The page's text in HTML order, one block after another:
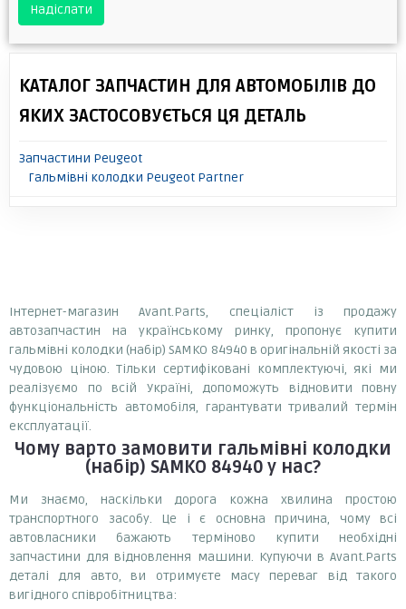
Надіслати
КАТАЛОГ ЗАПЧАСТИН ДЛЯ АВТОМОБІЛІВ ДО
ЯКИХ ЗАСТОСОВУЄТЬСЯ ЦЯ ДЕТАЛЬ
Запчастини Peugeot
Гальмівні колодки Peugeot Partner
Інтернет-магазин Avant.Parts, спеціаліст із продажу
автозапчастин на українському ринку, пропонує купити
гальмівні колодки (набір) SAMKO 84940 в оригінальній якості за
чудовою ціною. Тільки сертифіковані комплектуючі, які ми
реалізуємо по всій Україні, допоможуть відновити повну
функціональність автомобіля, гарантувати тривалий термін
експлуатації.
Чому варто замовити гальмівні колодки
(набір) SAMKO 84940 у нас?
Ми знаємо, наскільки дорога кожна хвилина простою
транспортного засобу. Це і є основна причина, чому всі
автовласники бажають терміново купити необхідні
запчастини для відновлення машини. Купуючи в Avant.Parts
деталі для авто, ви отримуєте масу переваг від такого
вигідного співробітництва: